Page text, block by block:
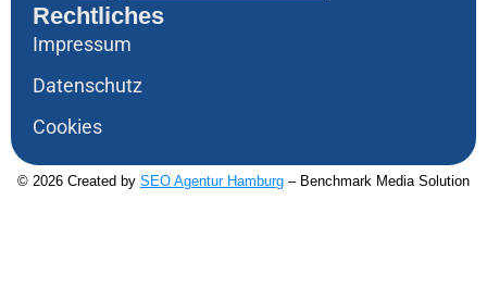
Rechtliches
Impressum
Datenschutz
Cookies
© 2026 Created by SEO Agentur Hamburg – Benchmark Media Solution